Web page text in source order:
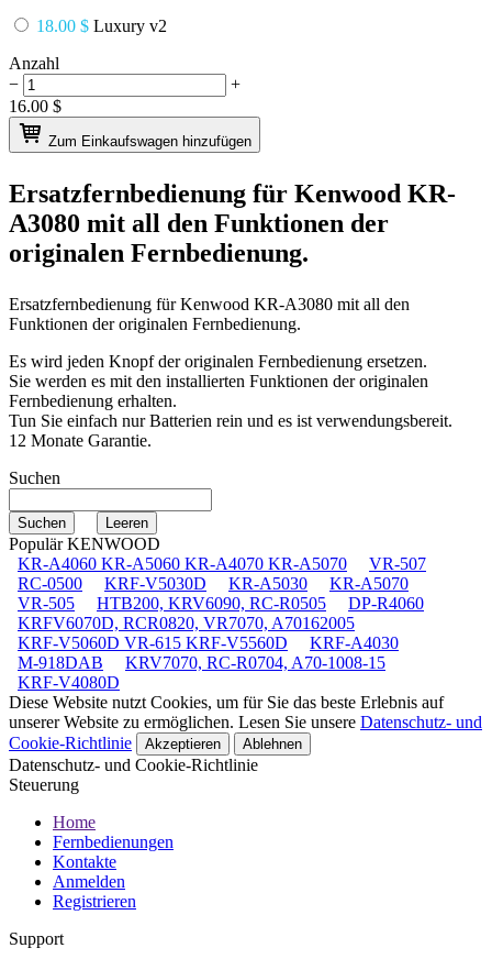
18.00 $ Luxury v2
Anzahl
−
+
16.00 $
Zum Einkaufswagen hinzufügen
Ersatzfernbedienung für Kenwood KR-
A3080 mit all den Funktionen der
originalen Fernbedienung.
Ersatzfernbedienung fürKenwood KR-A3080 mit all den
Funktionen der originalen Fernbedienung.
Es wird jeden Knopf der originalen Fernbedienung ersetzen.
Sie werden es mit den installierten Funktionen der originalen
Fernbedienung erhalten.
Tun Sie einfach nur Batterien rein und es ist verwendungsbereit.
12 Monate Garantie.
Suchen
Populär KENWOOD
KR-A4060 KR-A5060 KR-A4070 KR-A5070
VR-507
RC-0500
KRF-V5030D KR-A5030
KR-A5070
VR-505
HTB200, KRV6090, RC-R0505
DP-R4060
KRFV6070D, RCR0820, VR7070, A70162005
KRF-V5060D VR-615 KRF-V5560D
KRF-A4030
M-918DAB
KRV7070, RC-R0704, A70-1008-15
KRF-V4080D
Diese Website nutzt Cookies, um für Sie das beste Erlebnis auf
unserer Website zu ermöglichen. Lesen Sie unsere Datenschutz- und
Cookie-Richtlinie
Akzeptieren Ablehnen
Datenschutz- und Cookie-Richtlinie
Steuerung
Home
Fernbedienungen
Kontakte
Anmelden
Registrieren
Support